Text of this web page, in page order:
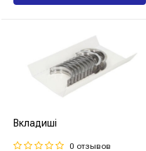
Вкладиші
0 отзывов